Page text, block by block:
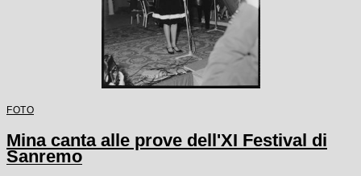
FOTO
Mina canta alle prove dell'XI Festival di
Sanremo